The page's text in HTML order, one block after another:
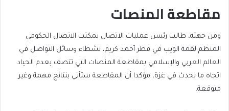
مقاطعة المنصات
ومن جهته، طالب رئيس عمليات الاتصال بمكتب الاتصال الحكومي
المنظم لقمة الويب في قطر أحمد كريم، نشطاء وسائل التواصل في
العالم العربي والإسلامي بمقاطعة المنصات التي تتصف بعدم الحياد
اتجاه ما يحدث في غزة، مؤكدا أن المقاطعة ستأتي بنتائج مهمة وغير
متوقعة.